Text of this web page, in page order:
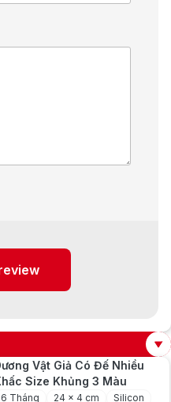
Vật Giả Có Đế Nhiều
Size Khủng 3 Màu
6 Tháng 24 x 4 cm
Silicon